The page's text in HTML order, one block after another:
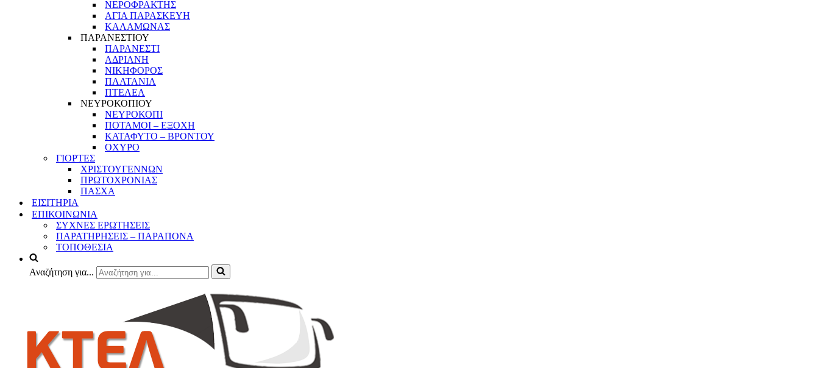
ΝΕΡΟΦΡΑΚΤΗΣ
ΑΓΙΑ ΠΑΡΑΣΚΕΥΗ
ΚΑΛΑΜΩΝΑΣ
ΠΑΡΑΝΕΣΤΙΟΥ
ΠΑΡΑΝΕΣΤΙ
ΑΔΡΙΑΝΗ
ΝΙΚΗΦΟΡΟΣ
ΠΛΑΤΑΝΙΑ
ΠΤΕΛΕΑ
ΝΕΥΡΟΚΟΠΙΟΥ
ΝΕΥΡΟΚΟΠΙ
ΠΟΤΑΜΟΙ – ΕΞΟΧΗ
ΚΑΤΑΦΥΤΟ – ΒΡΟΝΤΟΥ
ΟΧΥΡΟ
ΓΙΟΡΤΕΣ
ΧΡΙΣΤΟΥΓΕΝΝΩΝ
ΠΡΩΤΟΧΡΟΝΙΑΣ
ΠΑΣΧΑ
ΕΙΣΙΤΗΡΙΑ
ΕΠΙΚΟΙΝΩΝΙΑ
ΣΥΧΝΕΣ ΕΡΩΤΗΣΕΙΣ
ΠΑΡΑΤΗΡΗΣΕΙΣ – ΠΑΡΑΠΟΝΑ
ΤΟΠΟΘΕΣΙΑ
Αναζήτηση για...